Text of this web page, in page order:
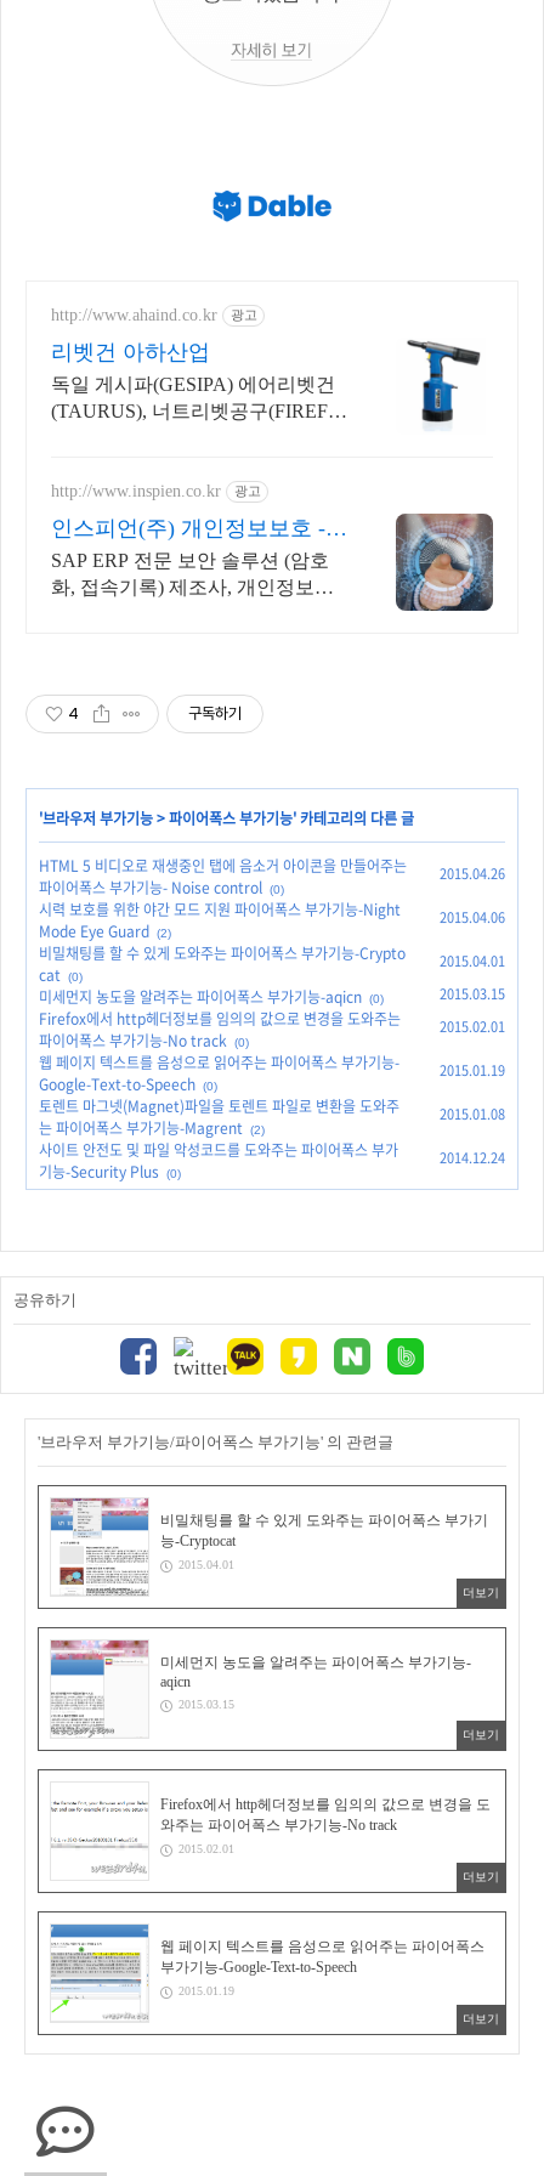
http://www.ahaind.co.kr 광고
리벳건 아하산업
독일 게시파(GESIPA) 에어리벳건
(TAURUS), 너트리벳공구(FIREFO
http://www.inspien.co.kr 광고
인스피언(주) 개인정보보호 - S
AP 보안 솔루션
SAP ERP 전문 보안 솔루션 (암호
화, 접속기록) 제조사, 개인정보보
4 구독하기
'브라우저 부가기능>파이어폭스 부가기능' 카테고리의 다른 글
HTML 5 비디오로 재생중인 탭에 음소거 아이콘을 만들어주는
파이어폭스 부가기능- Noise control (0)
2015.04.26
시력 보호를 위한 야간 모드 지원 파이어폭스 부가기능-Night
Mode Eye Guard (2)
2015.04.06
비밀채팅를 할 수 있게 도와주는 파이어폭스 부가기능-Crypto
cat (0)
2015.04.01
미세먼지 농도을 알려주는 파이어폭스 부가기능-aqicn (0) 2015.03.15
Firefox에서 http헤더정보를 임의의 값으로 변경을 도와주는
파이어폭스 부가기능-No track (0)
2015.02.01
웹 페이지 텍스트를 음성으로 읽어주는 파이어폭스 부가기능-
Google-Text-to-Speech (0)
2015.01.19
토렌트 마그넷(Magnet)파일을 토렌트 파일로 변환을 도와주
는 파이어폭스 부가기능-Magrent (2)
2015.01.08
사이트 안전도 및 파일 악성코드를 도와주는 파이어폭스 부가
기능-Security Plus
(0)
2014.12.24
공유하기
'브라우저 부가기능/파이어폭스 부가기능' 의 관련글
비밀채팅를 할 수 있게 도와주는 파이어폭스 부가기
능-Cryptocat
2015.04.01
더보기
미세먼지 농도을 알려주는 파이어폭스 부가기능-
aqicn
2015.03.15
더보기
Firefox에서 http헤더정보를 임의의 값으로 변경을 도
와주는 파이어폭스 부가기능-No track
2015.02.01
더보기
웹 페이지 텍스트를 음성으로 읽어주는 파이어폭스
부가기능-Google-Text-to-Speech
2015.01.19
더보기